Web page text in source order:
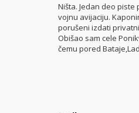
Ništa. Jedan deo
vojnu avijaciju.
porušeni izdati
Obišao sam cele
čemu pored